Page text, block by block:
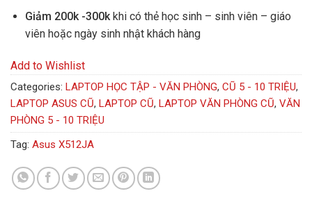
Giảm 200k -300kkhi có thẻ học sinh – sinh viên – giáo
viên hoặc ngày sinh nhật khách hàng
Add to Wishlist
Categories: LAPTOP HỌC TẬP - VĂN PHÒNG, CŨ 5 - 10 TRIỆU,
LAPTOP ASUS CŨ, LAPTOP CŨ, LAPTOP VĂN PHÒNG CŨ, VĂN
PHÒNG 5 - 10 TRIỆU
Tag: Asus X512JA